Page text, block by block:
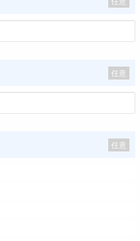
任意
任意